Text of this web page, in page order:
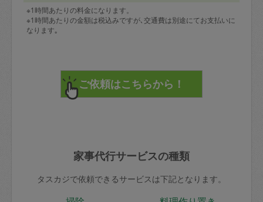
※1時間あたりの料金になります。
※1時間あたりの金額は税込みですが､交通費は別途にてお支払いに
なります｡
家事代行サービスの種類
タスカジで依頼できるサービスは下記となります。